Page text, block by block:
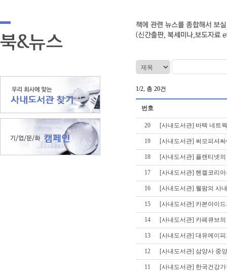
1/2, 총 20건
번호
20 [사내도서관] 바텍 네트
19 [사내도서관] 써모피셔
18 [사내도서관] 플랜티넷
17 [사내도서관] 헨켈코리
16 [사내도서관] 웰팜의 사
15 [사내도서관] 카본아이
14 [사내도서관] 카페큐브
13 [사내도서관] 대유에이
12 [사내도서관] 삼양사 중
11 [사내도서관] 한국건강